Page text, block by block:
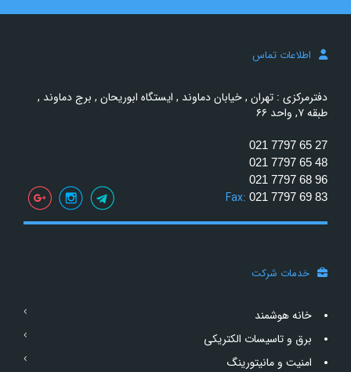
اطلاعات تماس
دفترمرکزی : تهران , خیابان دماوند , ایستگاه ابوریحان , برج دماوند ,
طبقه ۷, واحد ۶۶
021 7797 65 27
021 7797 65 48
021 7797 68 96
021 7797 69 83
Fax:
خدمات شرکت
خانه هوشمند
برق و تاسیسات الکتریکی
امنیت و مانیتورینگ